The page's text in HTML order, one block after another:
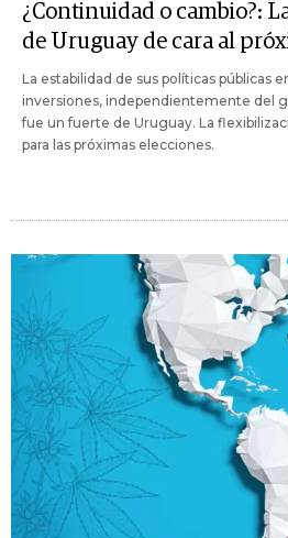
¿Continuidad o cambio?:
de Uruguay de cara al
La estabilidad de sus políticas públicas
inversiones, independientemente del
fue un fuerte de Uruguay. La
para las próximas elecciones.